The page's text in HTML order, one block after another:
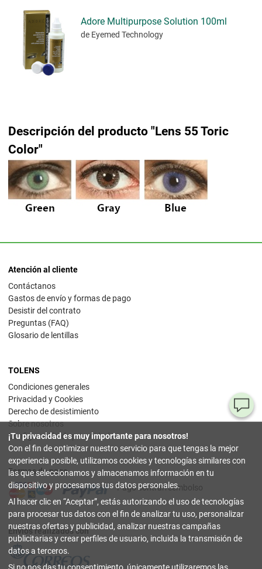
Adore Multipurpose Solution 100ml
de Eyemed Technology
Descripción del producto "Lens 55 Toric
Color"
Atención al cliente
Contáctanos
Gastos de envío y formas de pago
Desistir del contrato
Preguntas (FAQ)
Glosario de lentillas
TOLENS
Condiciones generales
Privacidad y Cookies
Derecho de desistimiento
Sobre nosotros
Configuración de privacidad
Formas de pago
Pago contrarreembolso
Envíos realizados con
¡Tu privacidad es muy importante para nosotros!
Con el fin de optimizar nuestro servicio para que tengas la mejor
experiencia posible, utilizamos cookies y tecnologías similares con
las que seleccionamos y almacenamos información en tu
dispositivo y procesamos tus datos personales.
Al hacer clic en Aceptar , estás autorizando el uso de tecnologías
para procesar tus datos con el fin de analizar tu uso, personalizar
nuestras ofertas y publicidad, analizar nuestras campañas
publicitarias y crear perfiles de usuario, incluida la transmisión de
datos a terceros.